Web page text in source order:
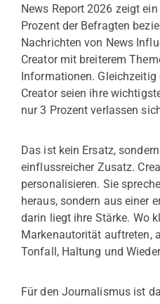
News Report 2026 zeigt
Prozent der Befragten
Nachrichten von News
Creator mit breiterem
Informationen. Gleichzeitig
Creator seien ihre
nur 3 Prozent verlassen
Das ist kein Ersatz,
einflussreicher Zusatz.
personalisieren. Sie
heraus, sondern aus einer
darin liegt ihre Stärke. Wo
Markenautorität auftreten,
Tonfall, Haltung und
Für den Journalismus ist